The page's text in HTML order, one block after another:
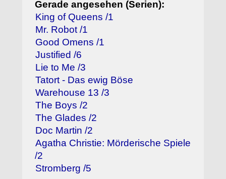
Gerade angesehen (Serien):
King of Queens /1
Mr. Robot /1
Good Omens /1
Justified /6
Lie to Me /3
Tatort - Das ewig Böse
Warehouse 13 /3
The Boys /2
The Glades /2
Doc Martin /2
Agatha Christie: Mörderische Spiele
/2
Stromberg /5